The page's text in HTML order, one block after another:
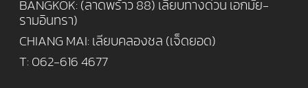
BANGKOK: (ลาดพร้าว 88) เลียบทางด่วน เอกมัย-
รามอินทรา)
CHIANG MAI: เลียบคลองชล (เจ็ดยอด)
T: 062-616 4677